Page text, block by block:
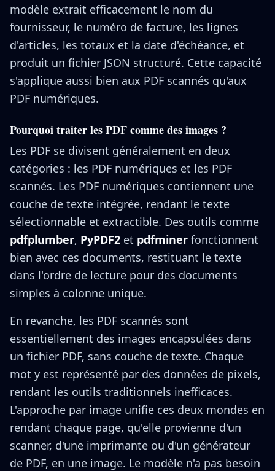
modèle extrait efficacement le nom du
fournisseur, le numéro de facture, les lignes
d'articles, les totaux et la date d'échéance, et
produit un fichier JSON structuré. Cette capacité
s'applique aussi bien aux PDF scannés qu'aux
PDF numériques.
Pourquoi traiter les PDF comme des images ?
Les PDF se divisent généralement en deux
catégories : les PDF numériques et les PDF
scannés. Les PDF numériques contiennent une
couche de texte intégrée, rendant le texte
sélectionnable et extractible. Des outils comme
pdfplumber, PyPDF2 et pdfminer fonctionnent
bien avec ces documents, restituant le texte
dans l'ordre de lecture pour des documents
simples à colonne unique.
En revanche, les PDF scannés sont
essentiellement des images encapsulées dans
un fichier PDF, sans couche de texte. Chaque
mot y est représenté par des données de pixels,
rendant les outils traditionnels inefficaces.
L'approche par image unifie ces deux mondes en
rendant chaque page, qu'elle provienne d'un
scanner, d'une imprimante ou d'un générateur
de PDF, en une image. Le modèle n'a pas besoin